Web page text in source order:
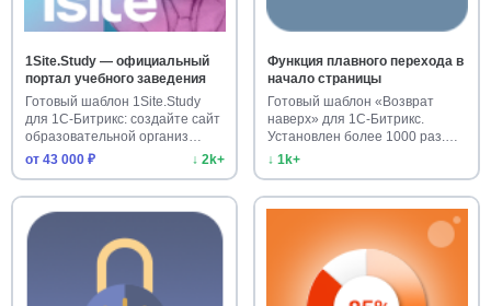
1Site.Study — официальный
портал учебного заведения
Готовый шаблон 1Site.Study
для 1С-Битрикс: создайте сайт
образовательной организ…
от 43 000 ₽
↓ 2k+
Функция плавного перехода в
начало страницы
Готовый шаблон «Возврат
наверх» для 1С-Битрикс.
Установлен более 1000 раз.
Улучш…
↓ 1k+